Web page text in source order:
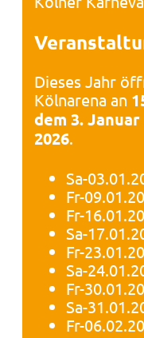
Dieses Jahr
Kölnarena an
dem 3.
2026.
Sa-
Fr-
Fr-
Sa-
Fr-
Sa-
Fr-
Sa-
Fr-